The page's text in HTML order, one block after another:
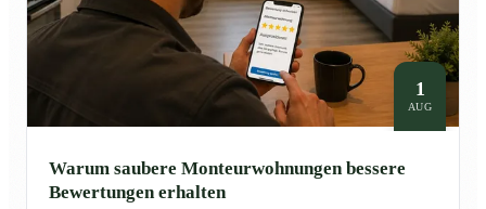
1
AUG
Warum saubere Monteurwohnungen bessere
Bewertungen erhalten